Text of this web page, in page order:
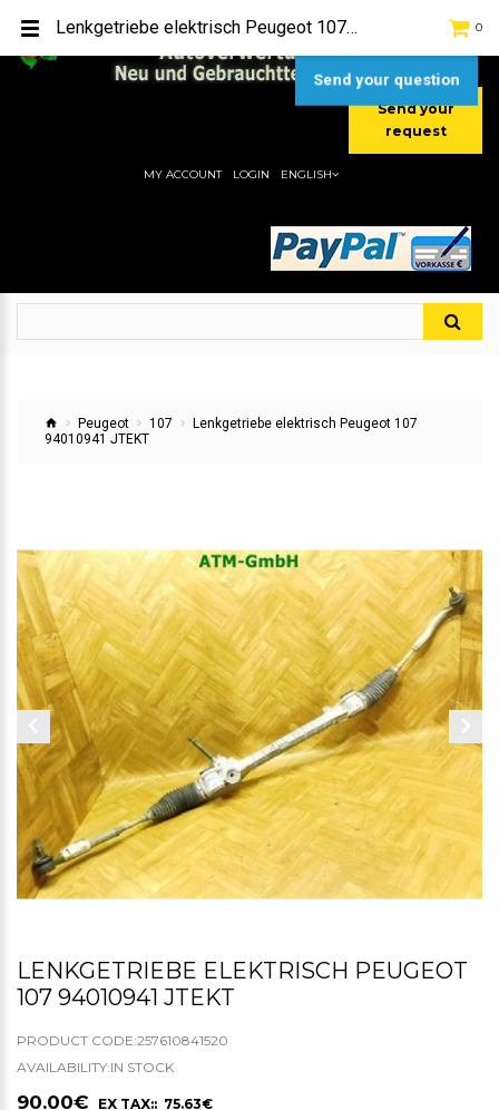
[+49] (0) 2232-5205
[+49] (0) 177 / 4080033
Send your
request
0
MY ACCOUNT LOGIN ENGLISH
Peugeot 107
Lenkgetriebe elektrisch Peugeot 107
94010941 JTEKT
LENKGETRIEBE ELEKTRISCH PEUGEOT
107 94010941 JTEKT
PRODUCT CODE:257610841520
AVAILABILITY:IN STOCK
90.00€ EX TAX:: 75.63€
Lenkgetriebe elektrisch Peugeot 107 94010941 JTEKT
Send your question